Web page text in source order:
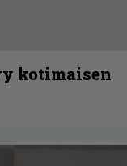
kotimaisen